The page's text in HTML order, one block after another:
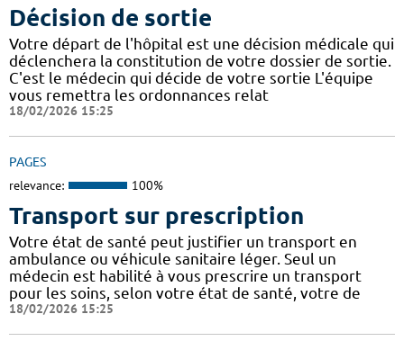
Décision de sortie
Votre départ de l'hôpital est une décision médicale qui
déclenchera la constitution de votre dossier de sortie.
C'est le médecin qui décide de votre sortie L'équipe
vous remettra les ordonnances relat
18/02/2026 15:25
PAGES
relevance: 100%
Transport sur prescription
Votre état de santé peut justifier un transport en
ambulance ou véhicule sanitaire léger. Seul un
médecin est habilité à vous prescrire un transport
pour les soins, selon votre état de santé, votre de
18/02/2026 15:25